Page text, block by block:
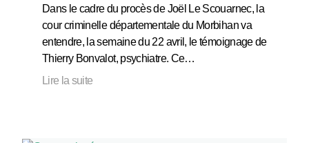
Dans le cadre du procès de Joël Le Scouarnec, la
cour criminelle départementale du Morbihan va
entendre, la semaine du 22 avril, le témoignage de
Thierry Bonvalot, psychiatre. Ce…
Lire la suite